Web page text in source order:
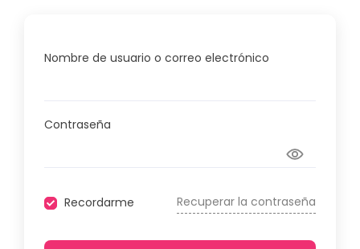
Nombre de usuario o correo electrónico
Contraseña
Recordarme Recuperar la contraseña